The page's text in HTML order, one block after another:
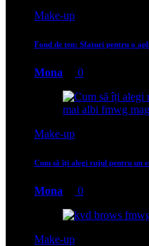
Make-up
Fond de ten: Sfaturi pentru o
Mona 0
Make-up
Cum să îți alegi rujul pentru un
Mona 0
Make-up